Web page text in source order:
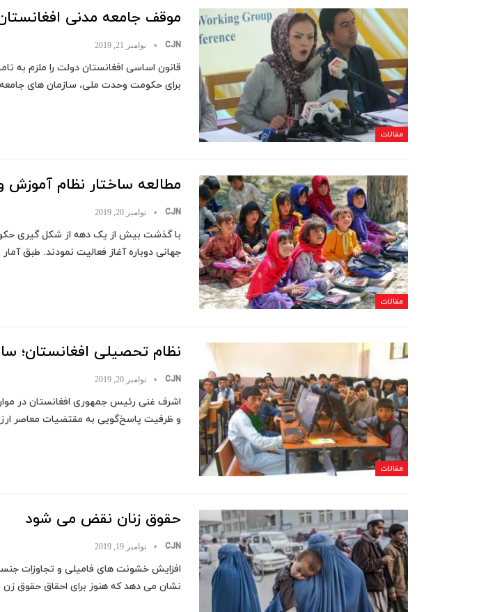
مقالات
موقف جامعه مدنی
CJN نوامبر 21, 2019
قانون اساسی افغانستان دولت را ملزم
برای حکومت وحدت ملی، سازمان های
مقالات
مطالعه ساختار نظام آموزش
CJN نوامبر 20, 2019
با گذشت بیش از یک دهه از شکل گیری
جهانی دوباره آغاز فعالیت نمودند. طبق آمار یونسکو ) 2149 (،
مقالات
نظام تحصیلی افغانستان؛
CJN نوامبر 20, 2019
اشرف غنی رئیس جمهوری افغانستان در
و ظرفیت پاسخ‌گویی به مقتضیات معاصر
حقوق زنان نقض می شود
CJN نوامبر 19, 2019
افزایش خشونت های فامیلی و تجاوزات
نشان می دهد که هنوز برای احقاق حقوق